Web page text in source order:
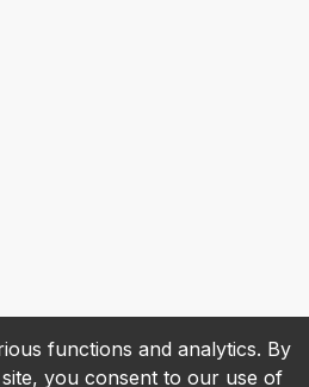
functions and analytics. By
you consent to our use of